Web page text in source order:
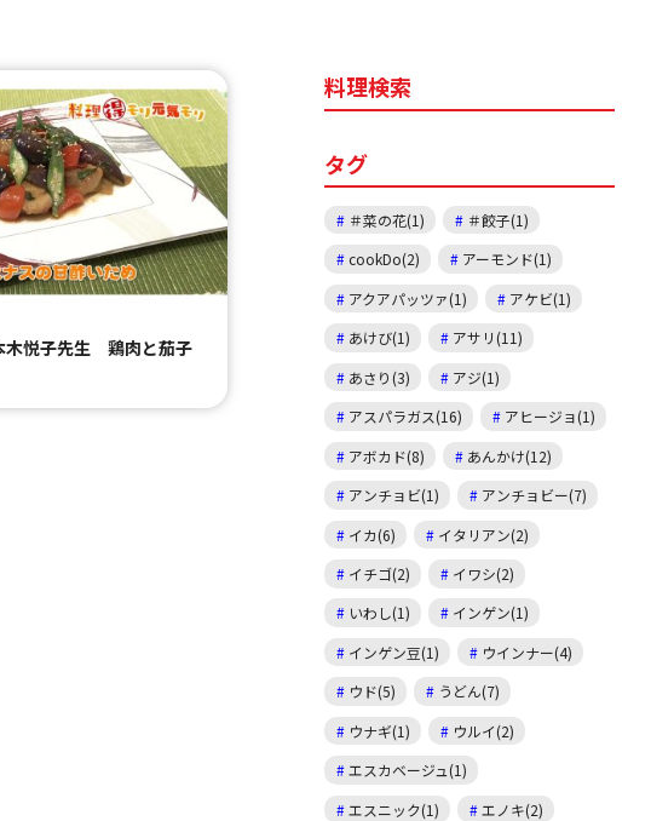
悦子先生 鶏肉と茄子
料理検索
タグ
＃菜の花(1)
＃餃子(1)
cookDo(2)
アーモンド(1)
アクアパッツァ(1)
アケビ(1)
あけび(1)
アサリ(11)
あさり(3)
アジ(1)
アスパラガス(16)
アヒージョ(1)
アボカド(8)
あんかけ(12)
アンチョビ(1)
アンチョビー(7)
イカ(6)
イタリアン(2)
イチゴ(2)
イワシ(2)
いわし(1)
インゲン(1)
インゲン豆(1)
ウインナー(4)
ウド(5)
うどん(7)
ウナギ(1)
ウルイ(2)
エスカベージュ(1)
エスニック(1)
エノキ(2)